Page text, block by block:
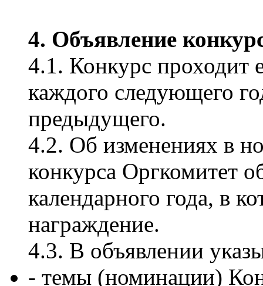
4. Объявление
4.1. Конкурс проходит
каждого следующего
предыдущего.
4.2. Об изменениях в
конкурса Оргкомитет
календарного года, в
награждение.
4.3. В объявлении
- темы (номинации)